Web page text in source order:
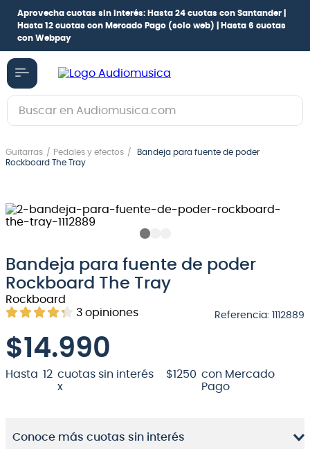
Aprovecha cuotas sin interés: Hasta 24 cuotas con Santander |
Hasta 12 cuotas con Mercado Pago (solo web) |
Hasta 6 cuotas
con Webpay
Buscar en Audiomusica.com
Guitarras Pedales y efectos
Bandeja para fuente de poder
Rockboard The Tray
Bandeja para fuente de poder
Rockboard The Tray
Rockboard
3 opiniones Referencia: 1112889
$14.990
Hasta 12 cuotas sin interés
x
$1250 con Mercado
Pago
Conoce más cuotas sin interés
1.
guitarra electrica
3.
guitarra electroacústica
5.
amplificador
6.
guitarra
7.
teclado
9 .
micrófono
10. violin